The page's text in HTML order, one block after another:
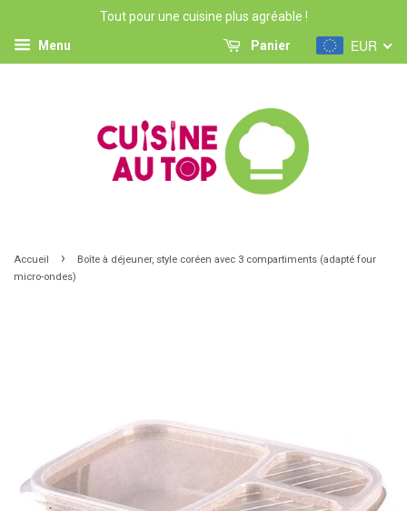
Tout pour une cuisine plus agréable !
Menu EUR
Panier
Accueil ›
Boîte à déjeuner, style coréen avec 3 compartiments (adapté four
micro-ondes)